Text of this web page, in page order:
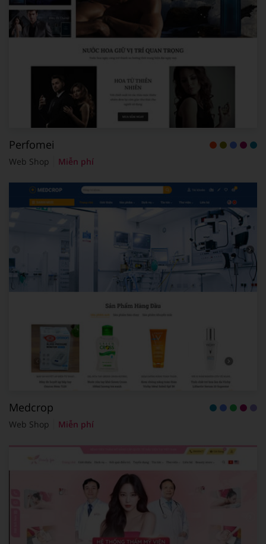
Perfomei
Web Shop Miễn phí
Medcrop
Web Shop Miễn phí